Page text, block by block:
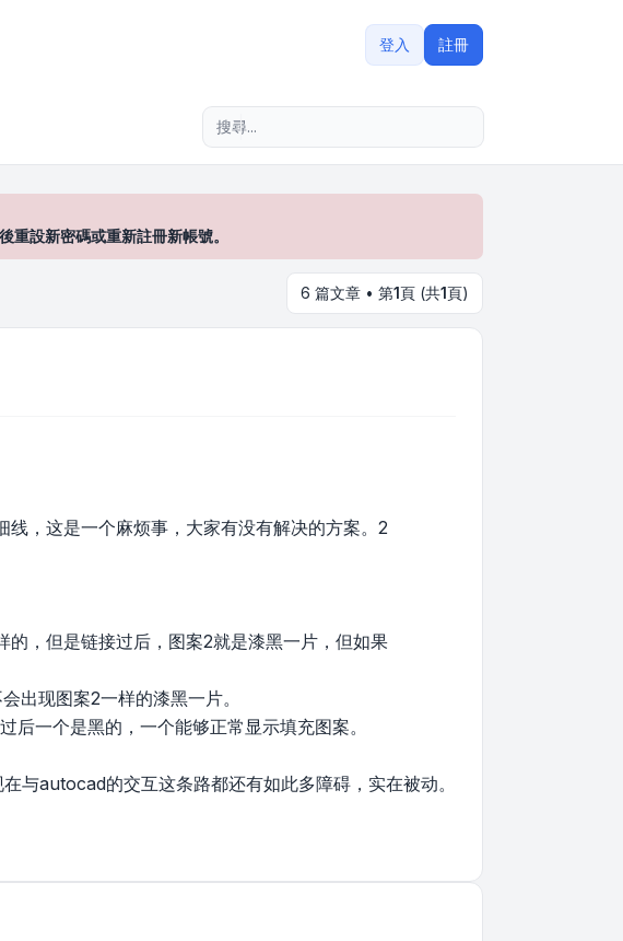
登入 註冊
設新密碼或重新註冊新帳號。
6 篇文章 • 第1頁 (共1頁)
，这是一个麻烦事，大家有没有解决的方案。2
的，但是链接过后，图案2就是漆黑一片，但如果
出现图案2一样的漆黑一片。
后一个是黑的，一个能够正常显示填充图案。
与autocad的交互这条路都还有如此多障碍，实在被动。